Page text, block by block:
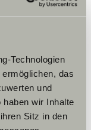
Technologien
das
und
wir Inhalte
Sitz in den